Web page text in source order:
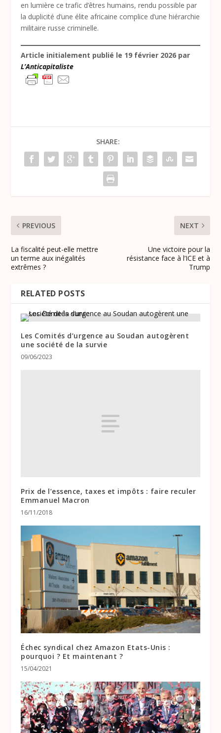
en lumière ce trafic d’êtres humains, rendu possible par
la duplicité d’une élite africaine complice d’une hiérarchie
militaire russe criminelle.
Article initialement publié le 19 février 2026 par
L’Anticapitaliste
SHARE:
PREVIOUS
La fiscalité peut-elle mettre
un terme aux inégalités
extrêmes ?
NEXT
Une victoire pour la
résistance face à l’ICE et à
Trump
RELATED POSTS
Les Comités d’urgence au Soudan autogèrent
une société de la survie
09/06/2023
Prix de l’essence, taxes et impôts : faire reculer
Emmanuel Macron
16/11/2018
Échec syndical chez Amazon Etats-Unis :
pourquoi ? Et maintenant ?
15/04/2021